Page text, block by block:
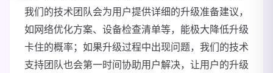
我们的技术团队会为用户提供详细的升级准备建议，
如网络优化方案、设备检查清单等，能极大降低升级
卡住的概率；如果升级过程中出现问题，我们的技术
支持团队也会第一时间协助用户解决，让用户的升级